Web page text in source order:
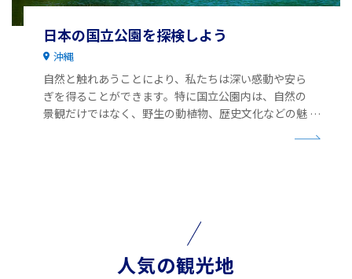
日本の国立公園を探検しよう
沖縄
自然と触れあうことにより、私たちは深い感動や安ら
ぎを得ることができます。特に国立公園内は、自然の
景観だけではなく、野生の動植物、歴史文化などの魅
人気の観光地